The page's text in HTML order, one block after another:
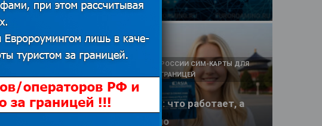
25.06.2026
Интернет в Китае: что работает, а
что заблокировано
КАК И У КОГО КУПИТЬ В РОССИИ СИМ-КАРТЫ ДЛЯ
ИНТЕРНЕТА И СВЯЗИ ЗА ГРАНИЦЕЙ